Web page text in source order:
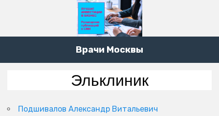
Врачи Москвы
Эльклиник
Подшивалов Александр Витальевич